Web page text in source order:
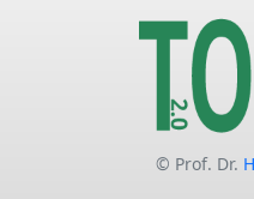
© Prof. Dr.